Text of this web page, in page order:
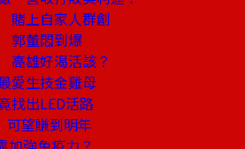
賭上自家人群創
郭董悶到爆
雄好渴活該？
愛生技金雞母
找出LED活路
望賺到明年